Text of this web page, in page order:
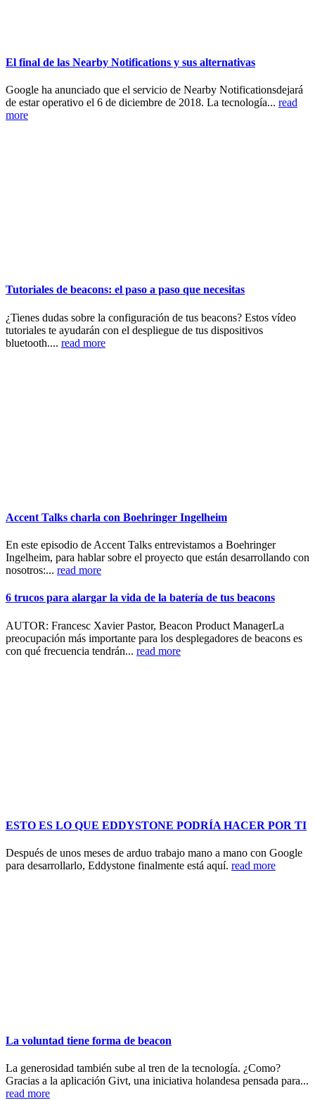
El final de las Nearby Notifications y sus alternativas
Google ha anunciado que el servicio de Nearby Notificationsdejará
de estar operativo el 6 de diciembre de 2018. La tecnología... read
more
Tutoriales de beacons: el paso a paso que necesitas
¿Tienes dudas sobre la configuración de tus beacons? Estos vídeo
tutoriales te ayudarán con el despliegue de tus dispositivos
bluetooth.... read more
Accent Talks charla con Boehringer Ingelheim
En este episodio de Accent Talks entrevistamos a Boehringer
Ingelheim, para hablar sobre el proyecto que están desarrollando con
nosotros:... read more
6 trucos para alargar la vida de la batería de tus beacons
AUTOR: Francesc Xavier Pastor, Beacon Product ManagerLa
preocupación más importante para los desplegadores de beacons es
con qué frecuencia tendrán... read more
ESTO ES LO QUE EDDYSTONE PODRÍA HACER POR TI
Después de unos meses de arduo trabajo mano a mano con Google
para desarrollarlo, Eddystone finalmente está aquí. read more
La voluntad tiene forma de beacon
La generosidad también sube al tren de la tecnología. ¿Como?
Gracias a la aplicación Givt, una iniciativa holandesa pensada para...
read more